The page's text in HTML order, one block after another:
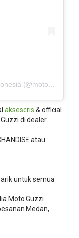
A post shared by Motoplex Medan Indonesia (@motoplexindo)
aksesoris & official
di dealer
atau
untuk semua
Moto Guzzi
Medan,